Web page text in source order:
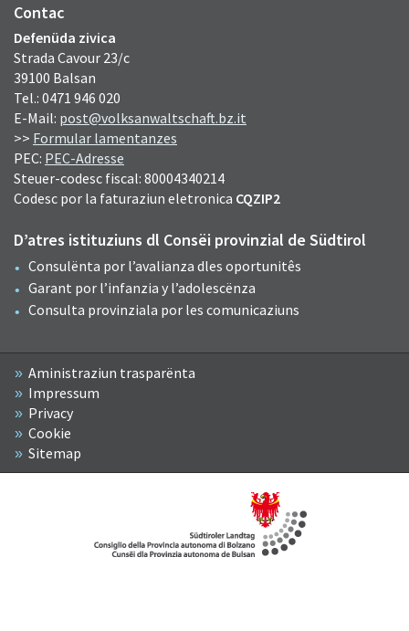
Contac
Defenüda zivica
Strada Cavour 23/c
39100 Balsan
Tel.: 0471 946 020
E-Mail: post@volksanwaltschaft.bz.it
>> Formular lamentanzes
PEC: PEC-Adresse
Steuer-codesc fiscal: 80004340214
Codesc por la faturaziun eletronica CQZIP2
D’atres istituziuns dl Consëi provinzial de Südtirol
Consulënta por l’avalianza dles oportunitês
Garant por l’infanzia y l’adolescënza
Consulta provinziala por les comunicaziuns
Aministraziun trasparënta
Impressum
Privacy
Cookie
Sitemap